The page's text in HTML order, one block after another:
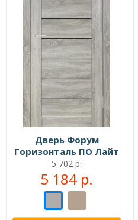
Дверь Форум
Горизонталь ПО Лайт
сонома
5 702 р.
5 184 р.